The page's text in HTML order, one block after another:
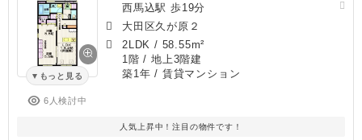
もっと見る
6人検討中
西馬込駅 歩19分
大田区久が原２
2LDK / 58.55m²
1階 / 地上3階建
築1年 / 賃貸マンション
人気上昇中！注目の物件です！